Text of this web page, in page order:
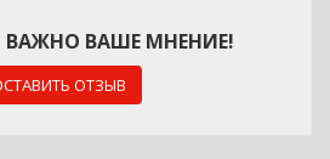
ВАЖНО ВАШЕ МНЕНИЕ!
ОТЗЫВ